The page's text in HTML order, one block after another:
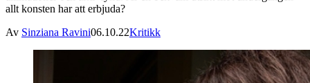
allt konsten har att erbjuda?
Av Sinziana Ravini06.10.22Kritikk